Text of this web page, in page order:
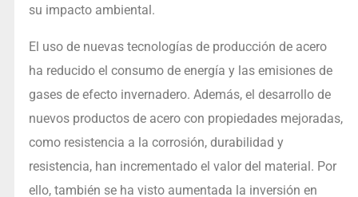
su impacto ambiental.
El uso de nuevas tecnologías de producción de acero
ha reducido el consumo de energía y las emisiones de
gases de efecto invernadero. Además, el desarrollo de
nuevos productos de acero con propiedades mejoradas,
como resistencia a la corrosión, durabilidad y
resistencia, han incrementado el valor del material. Por
ello, también se ha visto aumentada la inversión en